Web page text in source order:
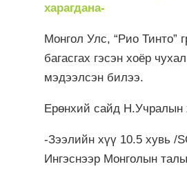
харагдана-
Монгол Улс, “Рио Тинто”
багасгах гэсэн хоёр
мэдээлсэн билээ.
Ерөнхий сайд Н.Учралын
-Зээлийн хүү 10.5 хувь /
Ингэснээр Монголын